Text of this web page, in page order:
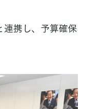
携し、予算確保